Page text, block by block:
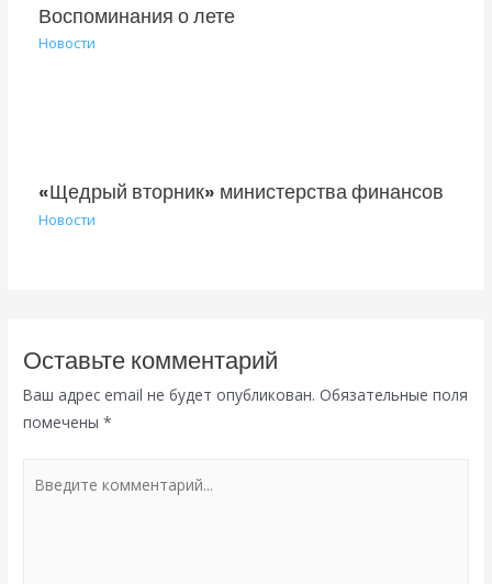
Воспоминания о лете
Новости
«Щедрый вторник» министерства финансов
Новости
Оставьте комментарий
Ваш адрес email не будет опубликован. Обязательные поля
помечены*
комментарий...